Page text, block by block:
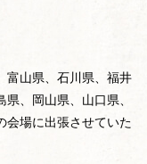
富山県、石川県、福井
、岡山県、山口県、
会場に出張させていた